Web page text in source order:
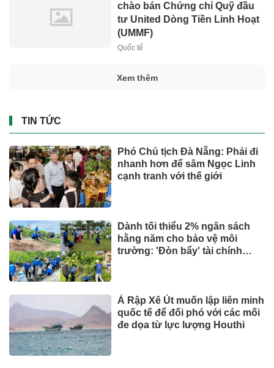
chào bán Chứng chỉ Quỹ đầu
tư United Dòng Tiền Linh Hoạt
(UMMF)
Quốc tế
Xem thêm
TIN TỨC
Phó Chủ tịch Đà Nẵng: Phải đi
nhanh hơn để sâm Ngọc Linh
cạnh tranh với thế giới
Dành tối thiểu 2% ngân sách
hằng năm cho bảo vệ môi
trường: 'Đòn bẩy' tài chính
Ả Rập Xê Út muốn lập liên minh
quốc tế để đối phó với các mối
đe dọa từ lực lượng Houthi